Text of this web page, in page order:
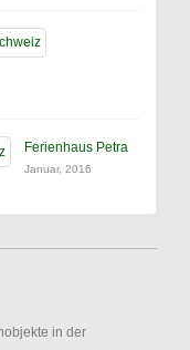
Ferienhaus Petra
Januar, 2016
in der